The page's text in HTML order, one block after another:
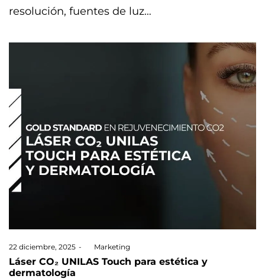
resolución, fuentes de luz…
Posted
on
22 diciembre, 2025 Marketing
Láser CO₂ UNILAS Touch para estética y
dermatología